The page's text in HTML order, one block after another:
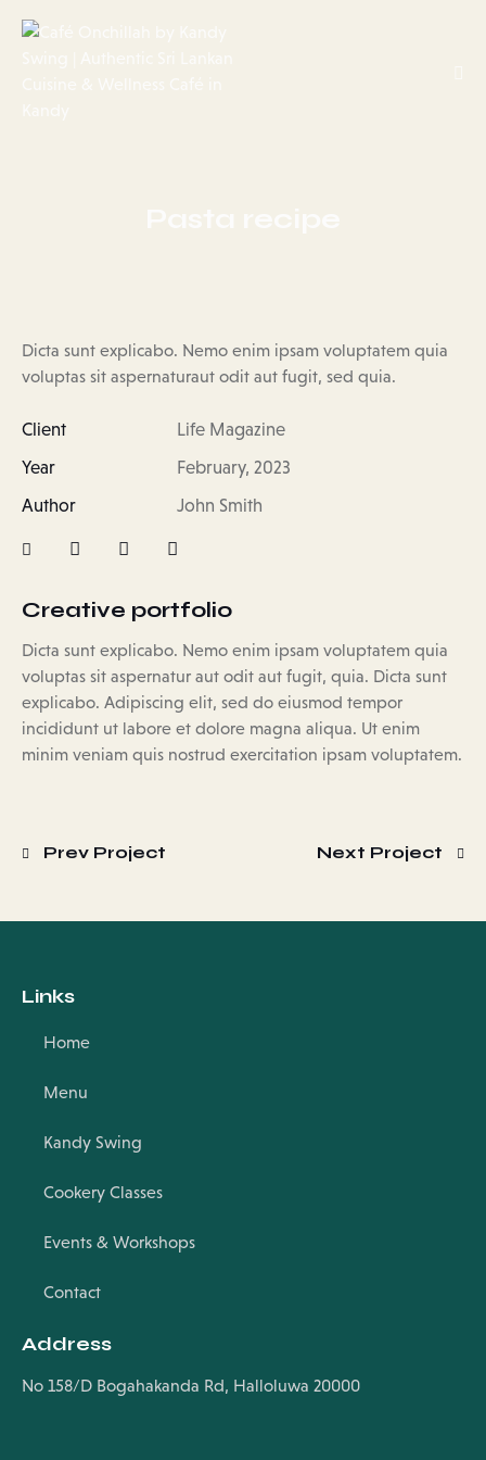
Creative portfolio
Dicta sunt explicabo. Nemo enim ipsam voluptatem quia
voluptas sit aspernatur aut odit aut fugit, quia. Dicta sunt
explicabo. Adipiscing elit, sed do eiusmod tempor
incididunt ut labore et dolore magna aliqua. Ut enim
minim veniam quis nostrud exercitation ipsam voluptatem.
Dicta sunt explicabo. Nemo enim ipsam voluptatem quia
voluptas sit aspernaturaut odit aut fugit, sed quia.
Client
Life Magazine
Year
February, 2023
Author
John Smith
Prev Project Next Project
Links
Home
Menu
Kandy Swing
Cookery Classes
Events & Workshops
Contact
Address
No 158/D Bogahakanda Rd, Halloluwa 20000